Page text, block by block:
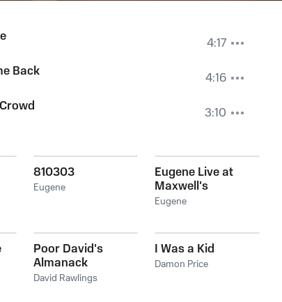
4:17
Back
4:16
3:10
810303
Eugene
Eugene Live at
Maxwell's
07/20/2005
Eugene
Poor David's
Almanack
David Rawlings
I Was a Kid
Damon Price